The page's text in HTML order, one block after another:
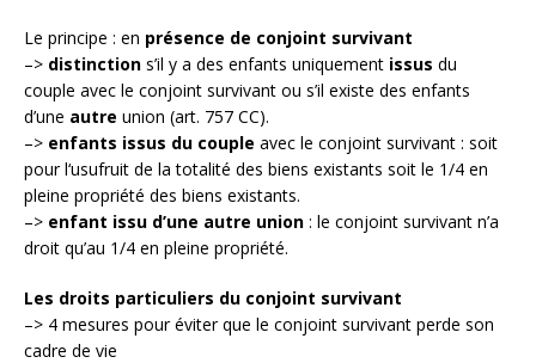
Le principe : en présence de conjoint survivant
–> distinction s’il y a des enfants uniquement issus du
couple avec le conjoint survivant ou s’il existe des enfants
d’une autre union (art. 757 CC).
–> enfants issus du couple avec le conjoint survivant : soit
pour l‘usufruit de la totalité des biens existants soit le 1/4 en
pleine propriété des biens existants.
–> enfant issu d’une autre union : le conjoint survivant n’a
droit qu’au 1/4 en pleine propriété.
Les droits particuliers du conjoint survivant
–> 4 mesures pour éviter que le conjoint survivant perde son
cadre de vie